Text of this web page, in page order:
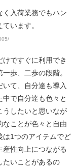
入荷業務でもハン
います。
ですぐに利用でき
歩、二歩の段階。
て、自分達も導入
で自分達も色々と
うしたいと思いなが
なことが色々と自由
は1つのアイテムでど
性向上につながる
たいことがあるの